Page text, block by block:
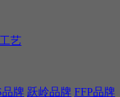
艺
牌 跃岭品牌 FFP品牌